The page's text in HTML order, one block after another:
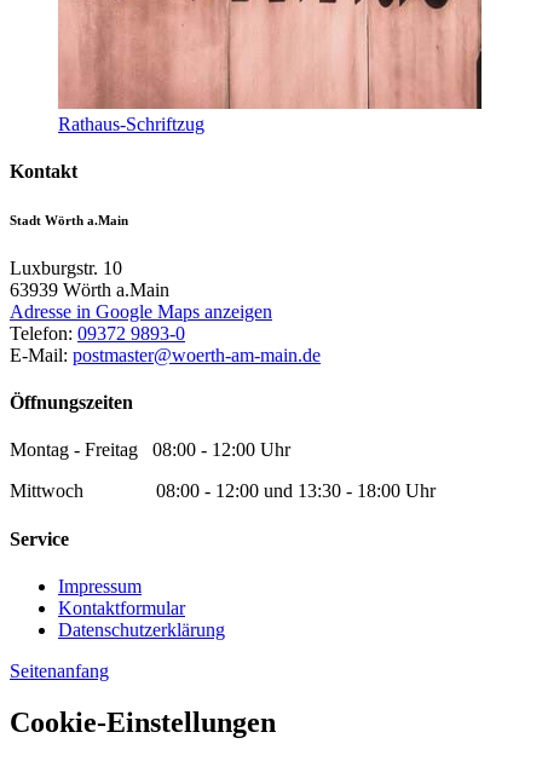
Rathaus-Schriftzug
Kontakt
Stadt Wörth a.Main
Luxburgstr. 10
63939 Wörth a.Main
Adresse in Google Maps anzeigen
Telefon: 09372 9893-0
E-Mail: postmaster@woerth-am-main.de
Öffnungszeiten
Montag - Freitag 08:00 - 12:00 Uhr
Mittwoch 08:00 - 12:00 und 13:30 - 18:00 Uhr
Service
Impressum
Kontaktformular
Datenschutzerklärung
Seitenanfang
Cookie-Einstellungen